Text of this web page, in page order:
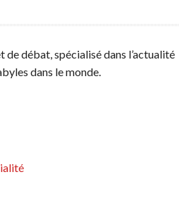
de débat, spécialisé dans l’actualité
dans le monde.